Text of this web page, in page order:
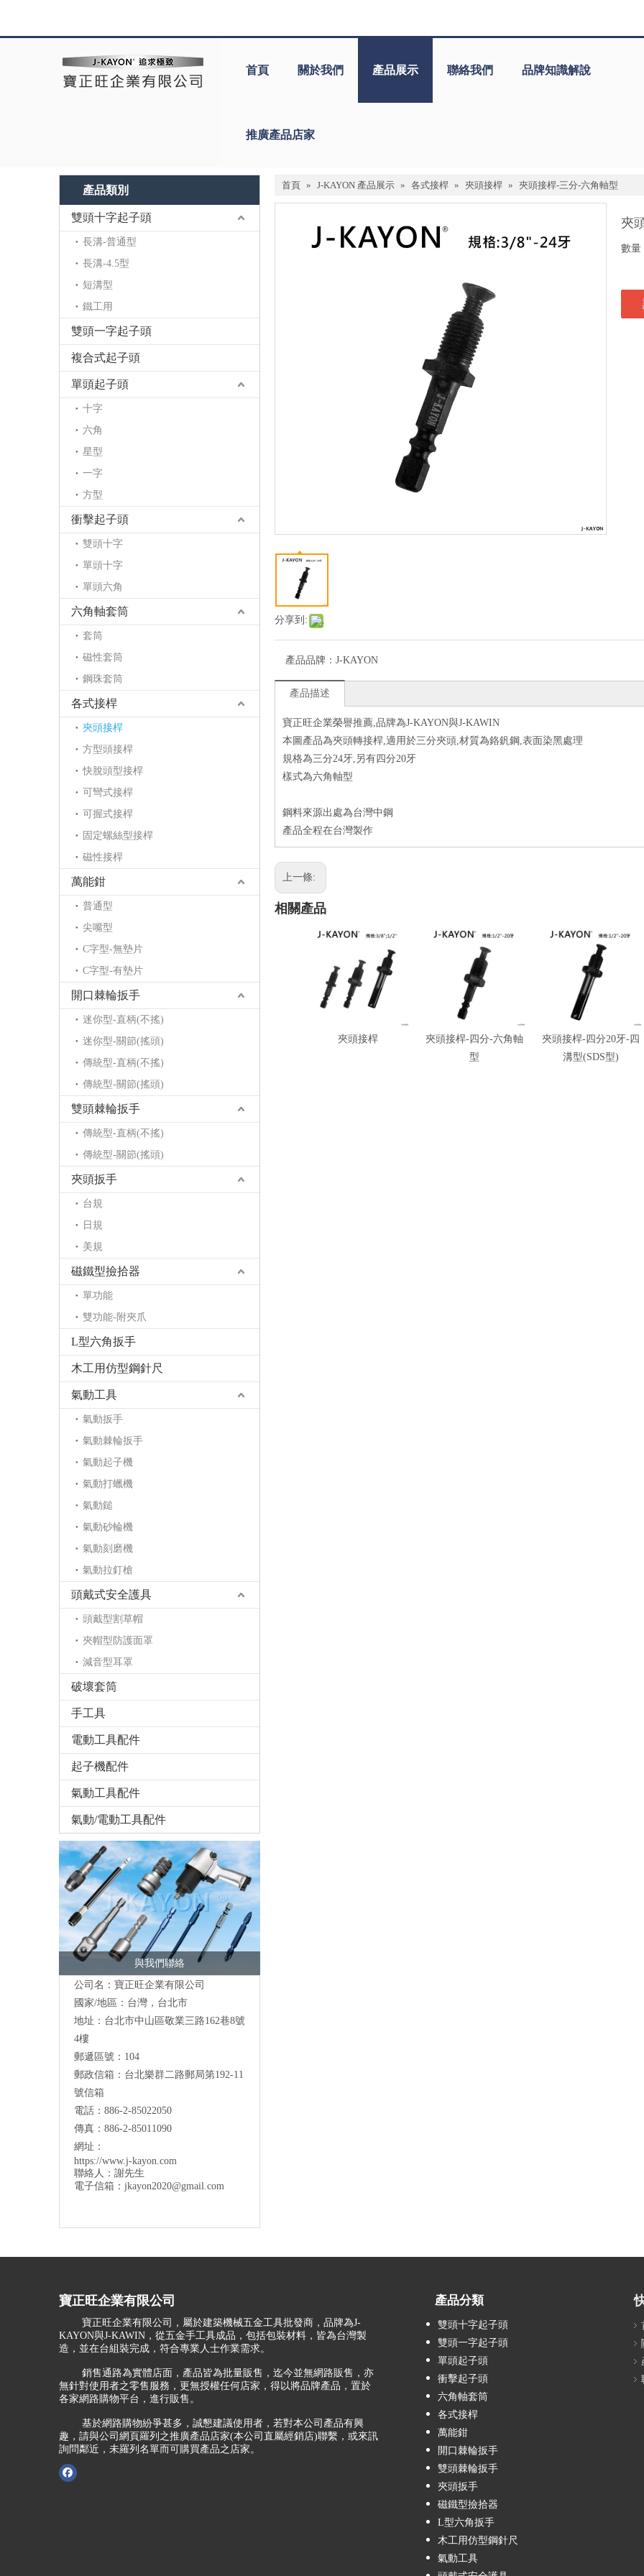
首頁 關於我們 產品展示 聯絡我們 品牌知識解說
推廣產品店家
產品類別
雙頭十字起子頭
長溝-普通型
長溝-4.5型
短溝型
鐵工用
雙頭一字起子頭
複合式起子頭
單頭起子頭
十字
六角
星型
一字
方型
衝擊起子頭
雙頭十字
單頭十字
單頭六角
六角軸套筒
套筒
磁性套筒
鋼珠套筒
各式接桿
夾頭接桿
方型頭接桿
快脫頭型接桿
可彎式接桿
可握式接桿
固定螺絲型接桿
磁性接桿
萬能鉗
普通型
尖嘴型
C字型-無墊片
C字型-有墊片
開口棘輪扳手
迷你型-直柄(不搖)
迷你型-關節(搖頭)
傳統型-直柄(不搖)
傳統型-關節(搖頭)
雙頭棘輪扳手
傳統型-直柄(不搖)
傳統型-關節(搖頭)
夾頭扳手
台規
日規
美規
磁鐵型撿拾器
單功能
雙功能-附夾爪
L型六角扳手
木工用仿型鋼針尺
氣動工具
氣動扳手
氣動棘輪扳手
氣動起子機
氣動打蠟機
氣動鎚
氣動砂輪機
氣動刻磨機
氣動拉釘槍
頭戴式安全護具
頭戴型割草帽
夾帽型防護面罩
減音型耳罩
破壞套筒
手工具
電動工具配件
起子機配件
氣動工具配件
氣動/電動工具配件
與我們聯絡
公司名：寶正旺企業有限公司
國家/地區：台灣，台北市
地址：台北市中山區敬業三路162巷8號
4樓
郵遞區號：104
郵政信箱：台北樂群二路郵局第192-11
號信箱
電話：886-2-85022050
傳真：886-2-85011090
網址：
https://www.j-kayon.com
聯絡人：謝先生
電子信箱： jkayon2020@gmail.com
首頁 » J-KAYON 產品展示 » 各式接桿 » 夾頭接桿 » 夾頭接桿-三分-六角軸型
分享到:
夾
數量
產品品牌： J-KAYON
產品描述
寶正旺企業榮譽推薦,品牌為J-KAYON與J-KAWIN
本圖產品為夾頭轉接桿,適用於三分夾頭,材質為鉻釩鋼,表面染黑處理
規格為三分24牙,另有四分20牙
樣式為六角軸型
鋼料來源出處為台灣中鋼
產品全程在台灣製作
上一條:
相關產品
夾頭接桿
夾頭接桿-四分-六角軸
型
夾頭接桿-四分20牙-四
溝型(SDS型)
寶正旺企業有限公司
寶正旺企業有限公司，屬於建築機械五金工具批發商，品牌為J-
KAYON與J-KAWIN，從五金手工具成品，包括包裝材料，皆為台灣製
造，並在台組裝完成，符合專業人士作業需求。
銷售通路為實體店面，產品皆為批量販售，迄今並無網路販售，亦
無針對使用者之零售服務，更無授權任何店家，得以將品牌產品，置於
各家網路購物平台，進行販售。
基於網路購物紛爭甚多，誠懇建議使用者，若對本公司產品有興
趣，請與公司網頁羅列之推廣產品店家(本公司直屬經銷店)聯繫，或來訊
詢問鄰近，未羅列名單而可購買產品之店家。
產品分類
雙頭十字起子頭
雙頭一字起子頭
單頭起子頭
衝擊起子頭
六角軸套筒
各式接桿
萬能鉗
開口棘輪扳手
雙頭棘輪扳手
夾頭扳手
磁鐵型撿拾器
L型六角扳手
木工用仿型鋼針尺
氣動工具